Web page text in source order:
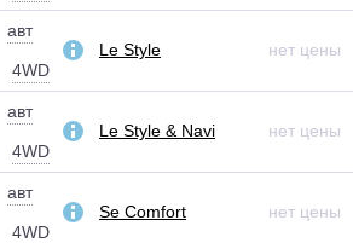
авт
4WD
Le Style нет цены
авт
4WD
Le Style & Navi нет цены
авт
4WD
Se Comfort нет цены